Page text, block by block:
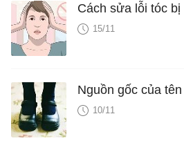
Cách sửa lỗi tóc bị
15/11
Nguồn gốc của
10/11